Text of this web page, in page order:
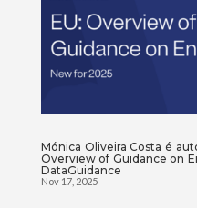
Mónica Oliveira Costa é
Overview of Guidance on
DataGuidance
Nov 17, 2025